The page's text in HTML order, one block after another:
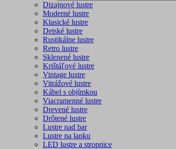
Dizajnové lustre
Moderné lustre
Klasické lustre
Detské lustre
Rustikálne lustre
Retro lustre
Sklenené lustre
Krištáľové lustre
Vintage lustre
Vitrážové lustre
Kábel s objímkou
Viacramenné lustre
Drevené lustre
Drôtené lustre
Lustre nad bar
Lustre na lanku
LED lustre a stropnice